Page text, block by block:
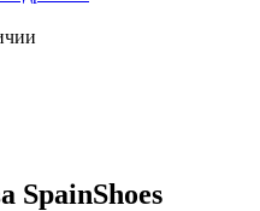
SpainShoes